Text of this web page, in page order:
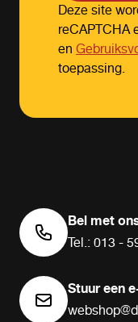
Deze site
reCAPTCHA
en
toepassing.
Bel met
Tel.: 013 -
Stuur een